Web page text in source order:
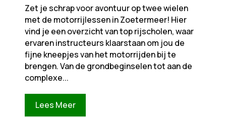
Zet je schrap voor avontuur op twee wielen
met de motorrijlessen in Zoetermeer! Hier
vind je een overzicht van top rijscholen, waar
ervaren instructeurs klaarstaan om jou de
fijne kneepjes van het motorrijden bij te
brengen. Van de grondbeginselen tot aan de
complexe...
Lees Meer